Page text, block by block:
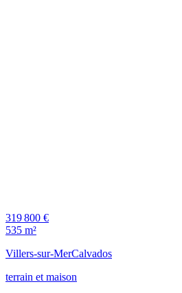
319 800 €
535 m²
Villers-sur-MerCalvados
terrain et maison